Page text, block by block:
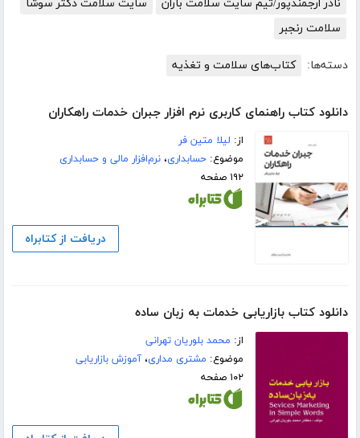
نادر ارجمندپور/تیم سایت سلامت باران
سایت سلامت دکتر سوشا
سلامت رنجبر
دسته‌ها: کتاب‌های سلامت و تغذیه
دانلود کتاب راهنمای کاربری نرم افزار جبران خدمات راهکاران
از: لیلا متین فر
موضوع:حسابداری،نرم‌افزار مالی و حسابداری
۱۹۲ صفحه
دریافت از کتابراه
دانلود کتاب بازاریابی خدمات به زبان ساده
از: محمد بلوریان تهرانی
موضوع: مشتری مداری،آموزش بازاریابی
۱۰۲ صفحه